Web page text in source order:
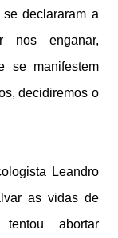
declararam a
nos enganar,
se manifestem
decidiremos o
Leandro
as vidas de
abortar